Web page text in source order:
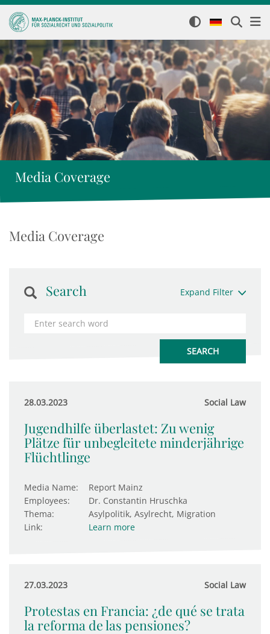
Media Coverage
Media Coverage
Search Expand Filter
28.03.2023 Social Law
Jugendhilfe überlastet: Zu wenig
Plätze für unbegleitete minderjährige
Flüchtlinge
Media Name:
Report Mainz
Employees:
Dr. Constantin Hruschka
Thema:
Asylpolitik, Asylrecht, Migration
Link:
Learn more
27.03.2023 Social Law
Protestas en Francia: ¿de qué se trata
la reforma de las pensiones?